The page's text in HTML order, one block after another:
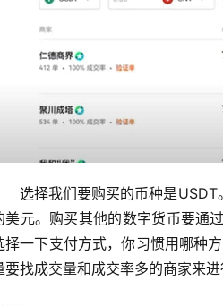
选择我们要购买的币种是
美元。购买其他的数字货币要通
择一下支付方式，你习惯用哪种
要找成交量和成交率多的商家来进